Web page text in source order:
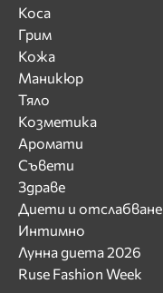
Коса
Грим
Кожа
Маникюр
Тяло
Козметика
Аромати
Съвети
Здраве
Диети и отслабване
Интимно
Лунна диета 2026
Ruse Fashion Week